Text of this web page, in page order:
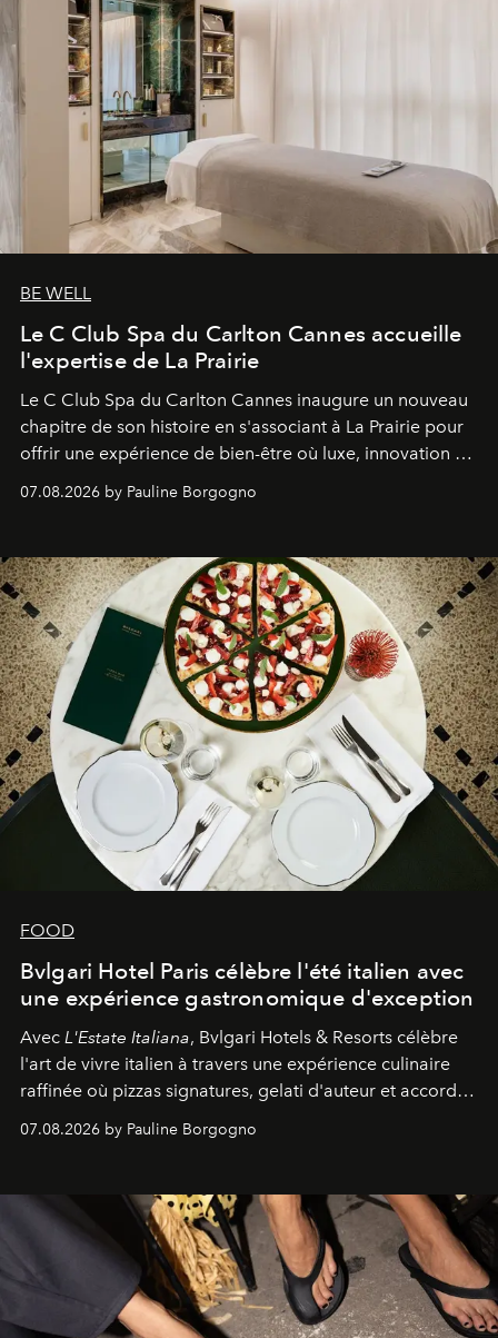
BE WELL
Le C Club Spa du Carlton Cannes accueille
l'expertise de La Prairie
Le C Club Spa du Carlton Cannes inaugure un nouveau
chapitre de son histoire en s'associant à La Prairie pour
offrir une expérience de bien-être où luxe, innovation et
expertise se rencontrent.
07.08.2026 by Pauline Borgogno
FOOD
Bvlgari Hotel Paris célèbre l'été italien avec
une expérience gastronomique d'exception
Avec L'Estate Italiana, Bvlgari Hotels & Resorts célèbre
l'art de vivre italien à travers une expérience culinaire
raffinée où pizzas signatures, gelati d'auteur et accords
d'exception composent un véritable voyage sensoriel.
07.08.2026 by Pauline Borgogno